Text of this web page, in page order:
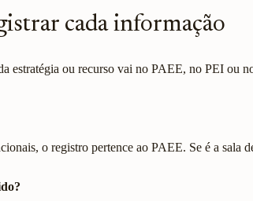
cada informação
estratégia ou recurso vai no PAEE, no PEI ou
o registro pertence ao PAEE. Se é a sala